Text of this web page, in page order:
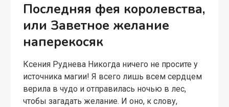
Последняя фея королевства,
или Заветное желание
наперекосяк
Ксения Руднева Никогда ничего не просите у
источника магии! Я всего лишь всем сердцем
верила в чудо и отправилась ночью в лес,
чтобы загадать желание. И оно, к слову,